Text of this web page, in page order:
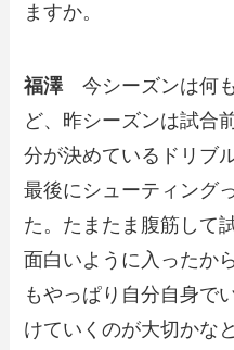
ますか。
福澤 今シーズンは何
ど、昨シーズンは試合
分が決めているドリブ
最後にシューティング
た。たまたま腹筋して
面白いように入ったか
もやっぱり自分自身で
けていくのが大切かな